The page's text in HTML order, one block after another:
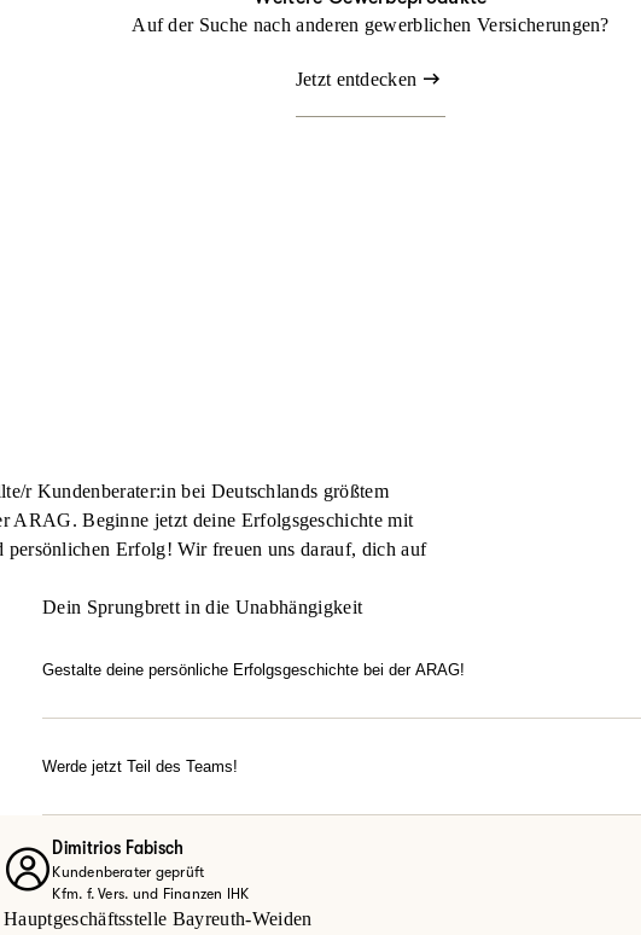
Auf der Suche nach anderen gewerblichen Versicherungen?
Jetzt entdecken
r Kundenberater:in bei Deutschlands größtem
ARAG. Beginne jetzt deine Erfolgsgeschichte mit
Erfolg! Wir freuen uns darauf, dich auf
Dein Sprungbrett in die Unabhängigkeit
Gestalte deine persönliche Erfolgsgeschichte bei der ARAG!
Karrierechancen?
Werde jetzt Teil des Teams!
Jetzt mehr erfahren
Dimitrios Fabisch
Kundenberater geprüft
Kfm. f. Vers. und Finanzen IHK
Hauptgeschäftsstelle Bayreuth-Weiden